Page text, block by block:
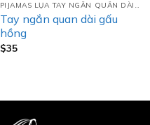
PIJAMAS LỤA TAY NGẮN QUẦN DÀI (TNQD)
Tay ngắn quan dài gấu
hồng
$35